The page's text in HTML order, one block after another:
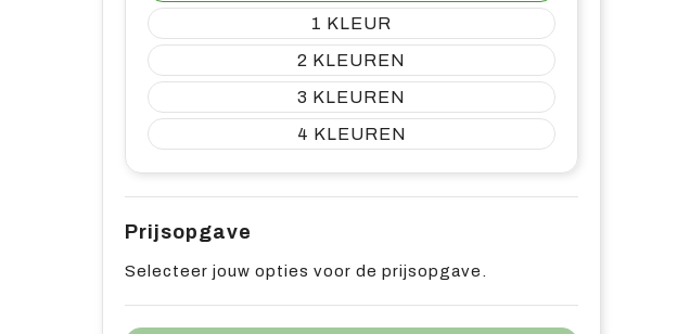
1
2
3
4
Prijsopgave
Selecteer jouw opties voor de prijsopgave.